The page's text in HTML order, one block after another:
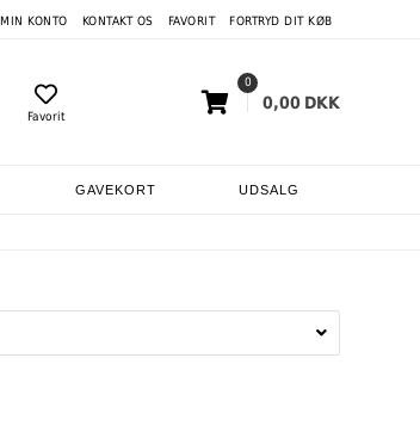
MIN KONTO KONTAKT OS FAVORIT FORTRYD DIT KØB
Favorit
0
0,00 DKK
GAVEKORT UDSALG